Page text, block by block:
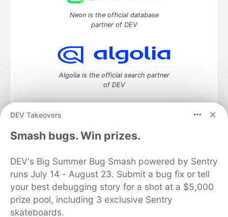
DEV Takeovers
Smash bugs. Win prizes.
DEV's Big Summer Bug Smash powered by Sentry
runs July 14 - August 23. Submit a bug fix or tell
your best debugging story for a shot at a $5,000
prize pool, including 3 exclusive Sentry
skateboards.
Neon is the official database
partner of DEV
Algolia is the official search partner
of DEV
DEV Community— A space to discuss and keep up software
development and manage your software career
DEV Education Tracks
DEV Help
Advertise on DEV
Organization Accounts
DEV Showcase About
Contact
Free Postgres Database
DEV Shop
MLH
Code of Conduct
Privacy Policy
Terms of Use
Built on
Forem open source software that powers